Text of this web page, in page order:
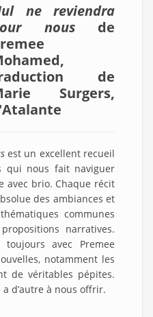
ne reviendra
nous
de
de
Surgers,
est un excellent recueil
qui nous fait naviguer
avec brio. Chaque récit
des ambiances et
communes
narratives.
toujours avec Premee
notamment les
de véritables pépites.
a d’autre à nous offrir.